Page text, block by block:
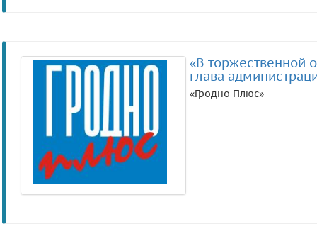
«В торжественной
глава
«Гродно Плюс»